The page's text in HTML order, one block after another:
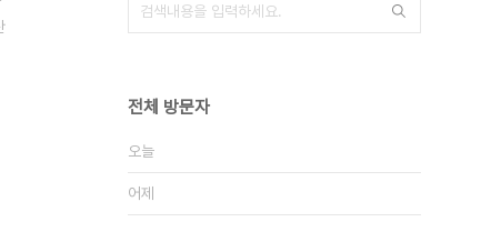
전체 방문자
오늘
어제